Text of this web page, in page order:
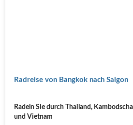
Radreise von Bangkok nach Saigon
Radeln Sie durch Thailand, Kambodscha
und Vietnam